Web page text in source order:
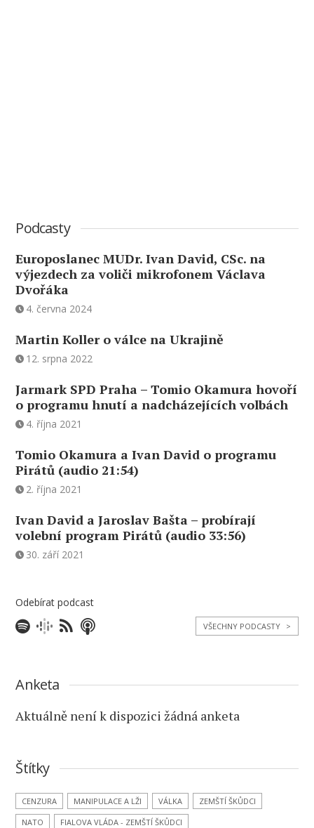
Podcasty
Europoslanec MUDr. Ivan David, CSc. na
výjezdech za voliči mikrofonem Václava
Dvořáka
4. června 2024
Martin Koller o válce na Ukrajině
12. srpna 2022
Jarmark SPD Praha – Tomio Okamura hovoří
o programu hnutí a nadcházejících volbách
4. října 2021
Tomio Okamura a Ivan David o programu
Pirátů (audio 21:54)
2. října 2021
Ivan David a Jaroslav Bašta – probírají
volební program Pirátů (audio 33:56)
30. září 2021
Odebírat podcast
VŠECHNY PODCASTY >
Anketa
Aktuálně není k dispozici žádná anketa
Štítky
CENZURA MANIPULACE A LŽI VÁLKA
ZEMŠTÍ ŠKŮDCI
NATO
FIALOVA VLÁDA - ZEMŠTÍ ŠKŮDCI